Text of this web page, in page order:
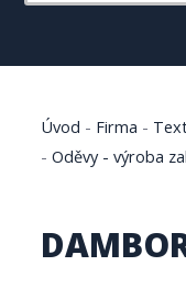
Úvod - Firma -
-Oděvy - výroba